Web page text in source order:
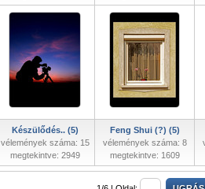
Készülődés.. (5)
vélemények száma: 15
megtekintve: 2949
Feng Shui (?) (5)
vélemények száma: 8
megtekintve: 1609